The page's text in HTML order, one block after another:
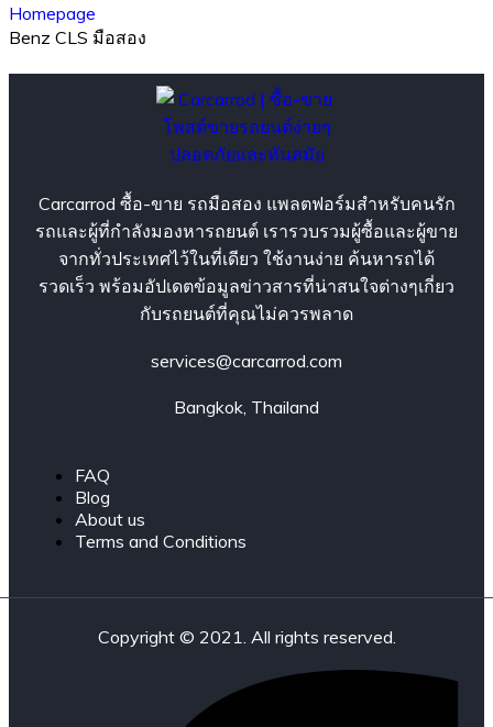
Homepage
Benz CLS มือสอง
Carcarrod ซื้อ-ขาย รถมือสอง แพลตฟอร์มสำหรับคนรัก
รถและผู้ที่กำลังมองหารถยนต์ เรารวบรวมผู้ซื้อและผู้ขาย
จากทั่วประเทศไว้ในที่เดียว ใช้งานง่าย ค้นหารถได้
รวดเร็ว พร้อมอัปเดตข้อมูลข่าวสารที่น่าสนใจต่างๆเกี่ยว
กับรถยนต์ที่คุณไม่ควรพลาด
services@carcarrod.com
Bangkok, Thailand
FAQ
Blog
About us
Terms and Conditions
Copyright © 2021. All rights reserved.